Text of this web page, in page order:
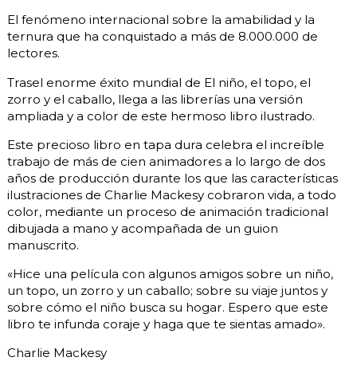
El fenómeno internacional sobre la amabilidad y la
ternura que ha conquistado a más de 8.000.000 de
lectores.
Trasel enorme éxito mundial de El niño, el topo, el
zorro y el caballo, llega a las librerías una versión
ampliada y a color de este hermoso libro ilustrado.
Este precioso libro en tapa dura celebra el increíble
trabajo de más de cien animadores a lo largo de dos
años de producción durante los que las características
ilustraciones de Charlie Mackesy cobraron vida, a todo
color, mediante un proceso de animación tradicional
dibujada a mano y acompañada de un guion
manuscrito.
«Hice una película con algunos amigos sobre un niño,
un topo, un zorro y un caballo; sobre su viaje juntos y
sobre cómo el niño busca su hogar. Espero que este
libro te infunda coraje y haga que te sientas amado».
Charlie Mackesy